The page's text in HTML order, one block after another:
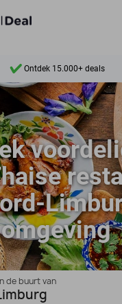
Ontdek 15.000+ deals
7 dagen per week beschikbaar
10+ miljoen leden
9,4
Ontdek 15.000+ deals
omgeving
buurt
de buurt van